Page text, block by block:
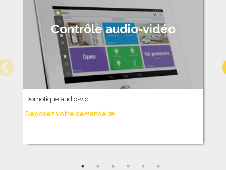
Contrôle audio-vidéo
Domotique audio-vid
Déposez votre demande ≫